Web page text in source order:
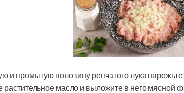
и промытую половину репчатого лука
растительное масло и выложите в него мясной